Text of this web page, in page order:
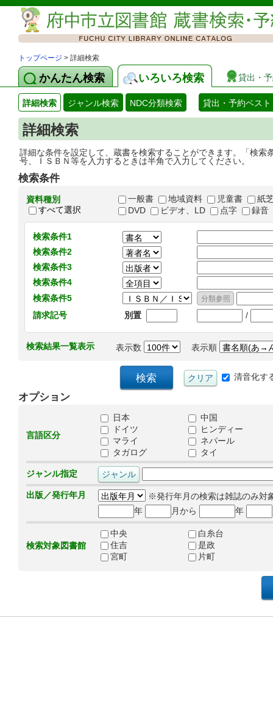
トップページ > 詳細検索
かんたん検索 いろいろ検索 貸出・
詳細検索 ジャンル検索 NDC分類検索 貸出・予約ベスト
詳細検索
詳細な条件を設定して、蔵書を検索することができます。「検
号、ＩＳＢＮ等を入力するときは半角で入力してください。
検索条件
資料種別
すべて選択
一般書 地域資料 児童書
紙
DVD
ビデオ、LD 点字 録音
検索条件1
検索条件2
検索条件3
検索条件4
検索条件5
請求記号
別置 /
検索結果一覧表示 表示数 表示順
清音化す
オプション
言語区分
日本
中国
ドイツ
ヒンディー
マライ
ネパール
タガログ
タイ
ジャンル指定
出版／発行年月
※発行年月の検索は雑誌のみ対
年
月から 年
検索対象図書館
中央
白糸台
住吉
是政
宮町
片町